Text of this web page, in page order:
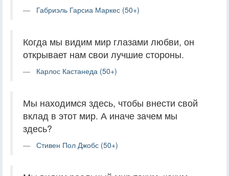
Габриэль Гарсиа Маркес (50+)
Когда мы видим мир глазами любви, он
открывает нам свои лучшие стороны.
Карлос Кастанеда (50+)
Мы находимся здесь, чтобы внести свой
вклад в этот мир. А иначе зачем мы
здесь?
Стивен Пол Джобс (50+)